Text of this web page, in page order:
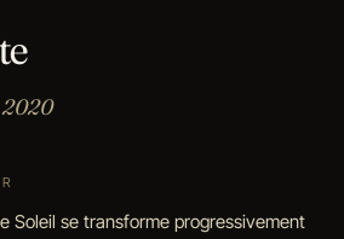
2020
Soleil se transforme progressivement